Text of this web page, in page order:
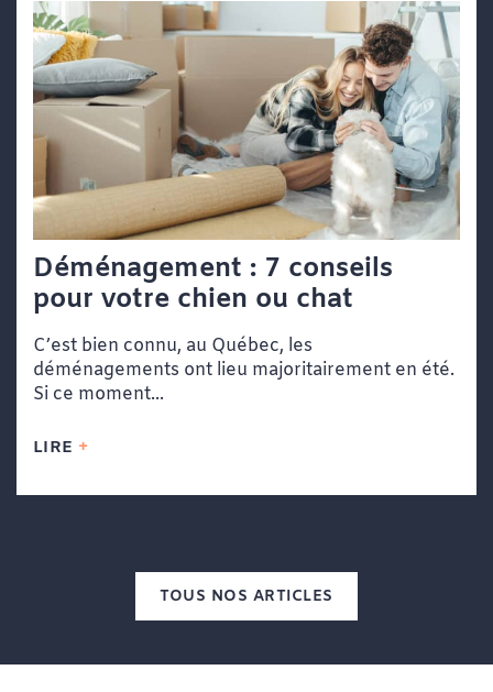
Déménagement : 7 conseils
pour votre chien ou chat
C’est bien connu, au Québec, les
déménagements ont lieu majoritairement en été.
Si ce moment...
LIRE
TOUS NOS ARTICLES